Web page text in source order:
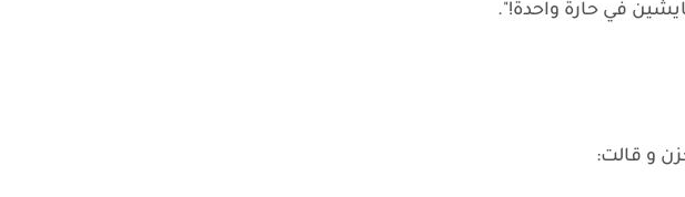
في حارة واحدة!".
و قالت: